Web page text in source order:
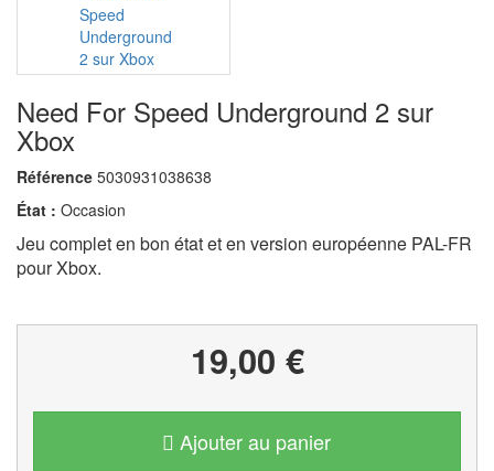
Need For Speed Underground 2 sur
Xbox
Référence 5030931038638
État : Occasion
Jeu complet en bon état et en version européenne PAL-FR
pour Xbox.
19,00 €
Ajouter au panier